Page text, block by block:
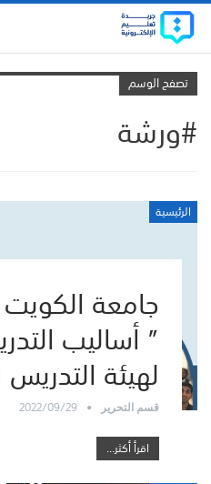
تصفح الوسم
#ورشة
الرئيسية
جامعة
” أساليب
لهيئة
قسم التحرير 2022/09/29
اقرأ أكثر...